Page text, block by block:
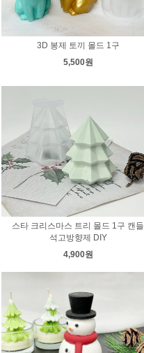
3D 봉제 토끼 몰드 1구
5,500원
스타 크리스마스 트리 몰드 1구 캔들
석고방향제 DIY
4,900원